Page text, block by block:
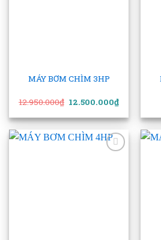
MÁY BƠM CHÌM 3HP
12.950.000₫ Giá
là:
12.950.000₫.
12.500.000₫Giá
hiện
tại
là: